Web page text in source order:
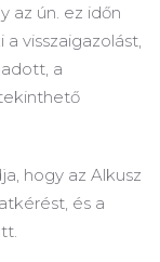
az ún. ez időn
visszaigazolást,
a
hogy az Alkusz
és a